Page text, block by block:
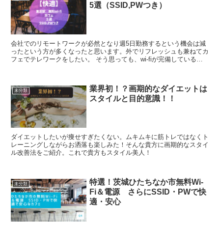
5選（SSID,PWつき）
会社でのリモートワークが必然となり週5日勤務するという機会は減
ったという方が多くなったと思います。外でリフレッシュも兼ねてカ
フェでテレワークをしたい。 そう思っても、wi-fiが完備しているの
未分類
業界初！？画期的なダイエットは
スタイルと目的意識！！
ダイエットしたいが痩せすぎたくない。ムキムキに筋トレではなくト
レーニングしながらお洒落も楽しみた！そんな貴方に画期的なスタイ
ル改善法をご紹介。これで貴方もスタイル美人！
未分類
特選！茨城ひたちなか市無料Wi-
Fi＆電源 さらにSSID・PWで快
適・安心